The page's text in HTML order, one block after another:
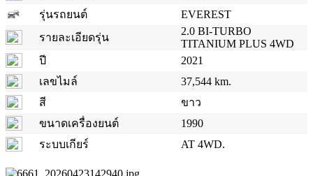
รุ่นรถยนต์
EVEREST
รายละเอียดรุ่น
2.0 BI-TURBO
TITANIUM PLUS 4WD
ปี
2021
เลขไมล์
37,544 km.
สี
ขาว
ขนาดเครื่องยนต์
1990
ระบบเกียร์
AT 4WD.